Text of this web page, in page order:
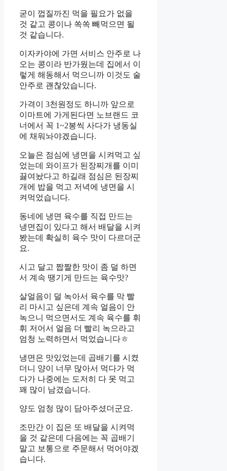
굳이 껍질까진 먹을 필요가 없을
것 같고 콩이나 쏙쏙 빼먹으면 될
것 같습니다.
이자카야에 가면 서비스 안주로 나
오는 콩이라 반가웠는데 집에서 이
렇게 해동해서 먹으니까 이것도 술
안주로 괜찮았습니다.
가격이 3천원정도 하니까 앞으로
이마트에 가게된다면 노브랜드 코
너에서 꼭 1~2봉씩 사다가 냉동실
에 채워놔야겠습니다.
오늘은 점심에 냉면을 시켜먹고 싶
었는데 와이프가 된장찌개를 이미
끓여놨다고 하길래 점심은 된장찌
개에 밥을 먹고 저녁에 냉면을 시
켜먹었습니다.
동네에 냉면 육수를 직접 만드는
냉면집이 있다고 해서 배달을 시켜
봤는데 확실히 육수 맛이 다르더군
요.
시고 달고 짭짤한 맛이 좀 덜 하면
서 계속 땡기게 만드는 육수맛?
살얼음이 덜 녹아서 육수를 막 빨
리 마시고 싶은데 계속 얼음이 안
녹으니 먹으면서도 계속 육수를 휘
휘 저어서 얼음 더 빨리 녹으라고
엄청 노력하면서 먹었습니다ㅎ
냉면은 맛있었는데 곱배기를 시켰
더니 양이 너무 많아서 먹다가 먹
다가 나중에는 도저히 다 못 먹고
꽤 많이 남겼습니다.
양도 엄청 많이 담아주셨더군요.
조만간 이 집은 또 배달을 시켜먹
을 것 같은데 다음에는 꼭 곱배기
말고 보통으로 주문해서 먹어야겠
습니다.